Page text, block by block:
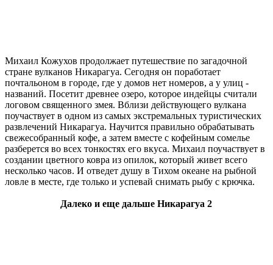
Михаил Кожухов продолжает путешествие по загадочной
стране вулканов Никарагуа. Сегодня он поработает
почтальоном в городе, где у домов нет номеров, а у улиц -
названий. Посетит древнее озеро, которое индейцы считали
логовом священного змея. Вблизи действующего вулкана
поучаствует в одном из самых экстремальных туристических
развлечений Никарагуа. Научится правильно обрабатывать
свежесобранный кофе, а затем вместе с кофейным сомелье
разберется во всех тонкостях его вкуса. Михаил поучаствует в
создании цветного ковра из опилок, который живет всего
несколько часов. И отведет душу в Тихом океане на рыбной
ловле в месте, где только и успевай снимать рыбу с крючка.
Далеко и еще дальше Никарагуа 2